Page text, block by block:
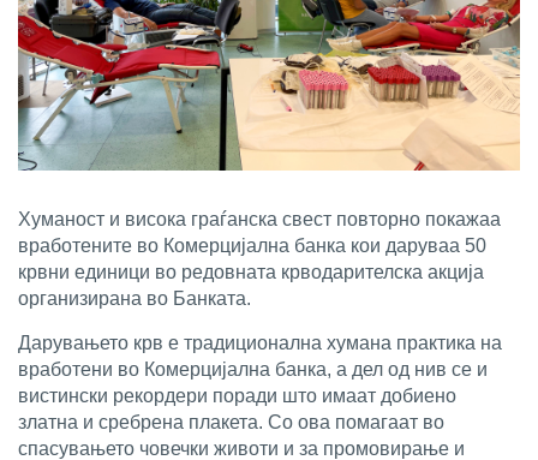
Хуманост и висока граѓанска свест повторно покажаа
вработените во Комерцијална банка кои даруваа 50
крвни единици во редовната крводарителска акција
организирана во Банката.
Дарувањето крв е традиционална хумана практика на
вработени во Комерцијална банка, а дел од нив се и
вистински рекордери поради што имаат добиено
златна и сребрена плакета. Со ова помагаат во
спасувањето човечки животи и за промовирање и